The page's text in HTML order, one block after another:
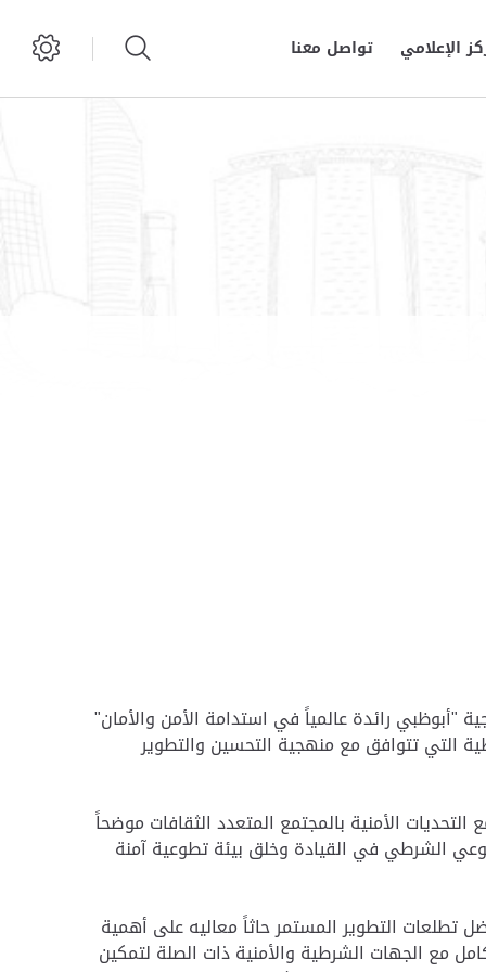
الإعلامي تواصل معنا
"أبوظبي رائدة عالمياً في استدامة الأمن والأمان"
التي تتوافق مع منهجية التحسين والتطوير
الأمنية بالمجتمع المتعدد الثقافات موضحاً
الشرطي في القيادة وخلق بيئة تطوعية آمنة
تطلعات التطوير المستمر حاثاً معاليه على أهمية
مع الجهات الشرطية والأمنية ذات الصلة لتمكين